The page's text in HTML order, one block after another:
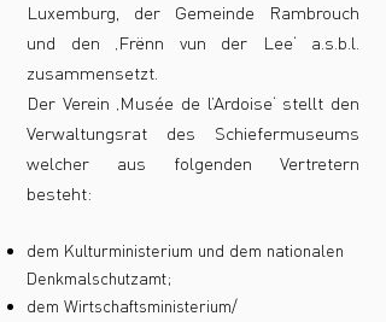
Luxemburg, der Gemeinde Rambrouch
und den ‚Frënn vun der Lee‘ a.s.b.l.
zusammensetzt.
Der Verein ‚Musée de l’Ardoise‘ stellt den
Verwaltungsrat des Schiefermuseums
welcher aus folgenden Vertretern
besteht:
dem Kulturministerium und dem nationalen
Denkmalschutzamt;
dem Wirtschaftsministerium/